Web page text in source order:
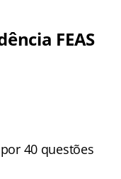
FEAS
40 questões